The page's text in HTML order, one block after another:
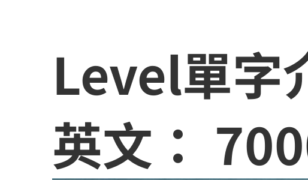
Level單字
英文：